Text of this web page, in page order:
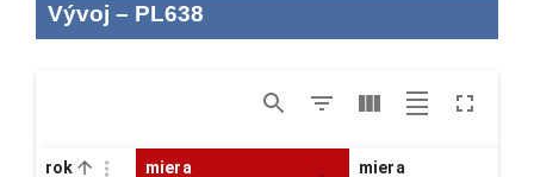
Vývoj – PL638
rok miera miera